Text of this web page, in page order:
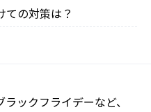
ての対策は？
ックフライデーなど、